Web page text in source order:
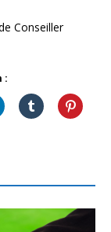
Conseiller
: